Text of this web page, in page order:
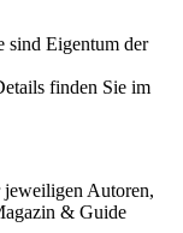
sind Eigentum der
finden Sie im
jeweiligen Autoren,
& Guide